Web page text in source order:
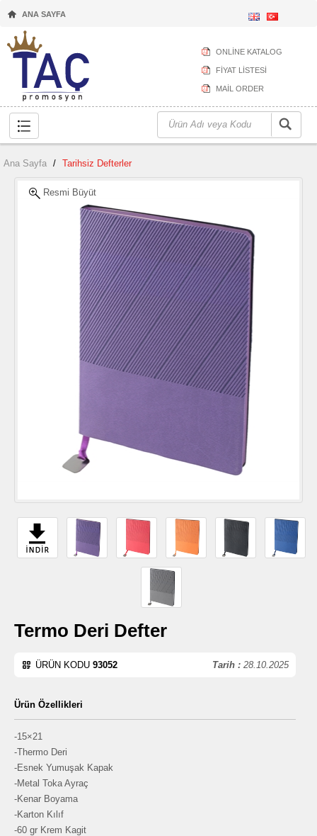
ANA SAYFA
ONLİNE KATALOG
FİYAT LİSTESİ
MAİL ORDER
Ana Sayfa / Tarihsiz Defterler
Resmi Büyüt
Termo Deri Defter
Tarih : 28.10.2025
ÜRÜN KODU 93052
Ürün Özellikleri
-15×21
-Thermo Deri
-Esnek Yumuşak Kapak
-Metal Toka Ayraç
-Kenar Boyama
-Karton Kılıf
-60 gr Krem Kagit